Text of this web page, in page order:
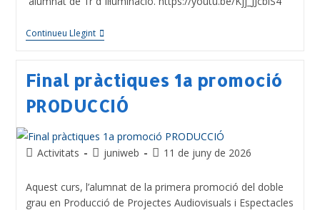
Continueu Llegint
Final pràctiques 1a promoció
PRODUCCIÓ
Activitats juniweb 11 de juny de 2026
Aquest curs, l’alumnat de la primera promoció del doble
grau en Producció de Projectes Audiovisuals i Espectacles